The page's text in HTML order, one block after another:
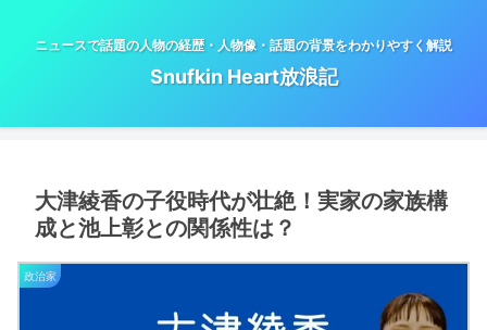
ニュースで話題の人物の経歴・人物像・話題の背景をわかりやすく解説
Snufkin Heart放浪記
大津綾香の子役時代が壮絶！実家の家族構
成と池上彰との関係性は？
政治家